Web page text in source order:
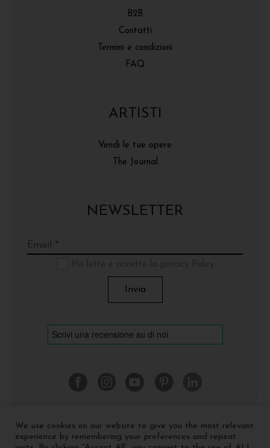
B2B
Contatti
Termini e condizioni
FAQ
ARTISTI
Vendi le tue opere
The Journal
NEWSLETTER
© 2026 Cinquerosso Arte S.r.l. a socio unico - p.Iva
We use cookies on our website to give you the most relevant
experience by remembering your preferences and repeat